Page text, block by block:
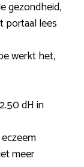
gezondheid,
portaal lees
werkt het,
dH in
meer